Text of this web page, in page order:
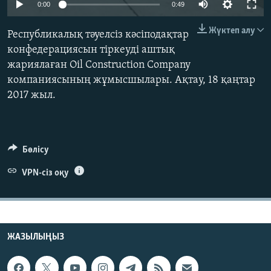
ЖАЗЫЛЫҢЫЗ
Басқа тілдерде
0:00 0:49
Жүктеп алу
Республикалық тәуелсіз кәсіподақтар
конфедерациясын тіркеуді аштық
жариялаған Oil Construction Company
компаниясының жұмысшылары. Ақтау, 18 қаңтар
2017 жыл.
Бөлісу
VPN-сіз оқу
ЖАЗЫЛЫҢЫЗ